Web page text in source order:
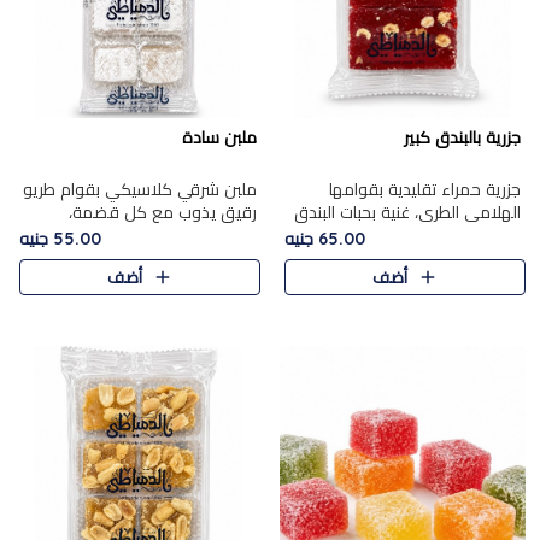
جزرية بالبندق كبير
جزرية حمراء تقليدية بقوامها
الهلامي الطري، غنية بحبات البندق
الفاخرة التي تضيف قرمشة راقية
إلى قوامها الناعم، لتقدم مزيجًا
متوازنًا من النكه..
65.00 جنيه
أضف
ملبن سادة
ملبن شرقي كلاسيكي بقوام طريو
رقيق يذوب مع كل قضمة،
مغطى بطبقة ناعمة من السكر
البودرة ليقدم المذاق الأصيل الذي
ارتبط بحلويات المولد التقليدي..
55.00 جنيه
أضف